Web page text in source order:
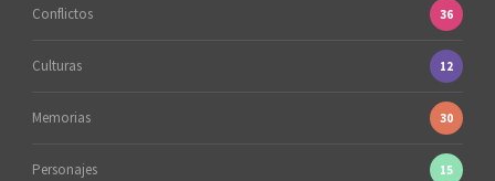
Conflictos 36
Culturas 12
Memorias 30
Personajes 15